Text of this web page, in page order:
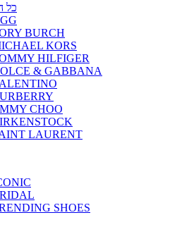
כל
BURCH
KORS
HILFIGER
& GABBANA
CHOO
LAURENT
SHOES